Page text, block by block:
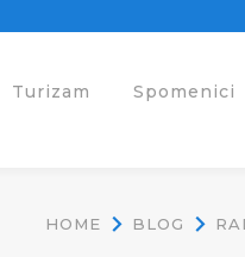
Turizam Spomenici
HOME BLOG